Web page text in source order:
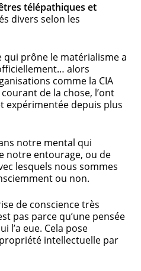
télépathiques et
divers selon les
prône le matérialisme a
alors
comme la CIA
de la chose, l’ont
expérimentée depuis plus
notre mental qui
notre entourage, ou de
lesquels nous sommes
ou non.
de conscience très
pas parce qu’une pensée
l’a eue. Cela pose
intellectuelle par